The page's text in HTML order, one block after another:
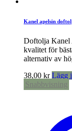
Kanel apelsin
Doftolja Kanel
kvalitet för
alternativ av
38,00 kr Lägg
Snabbvisning